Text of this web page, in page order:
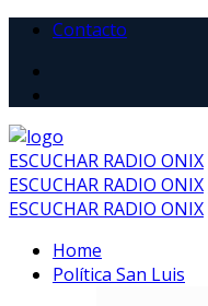
Contacto
ESCUCHAR RADIO ONIX
ESCUCHAR RADIO ONIX
ESCUCHAR RADIO ONIX
Home
Política San Luis